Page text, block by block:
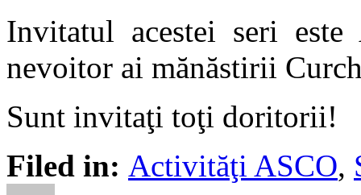
Invitatul acestei seri
nevoitor ai mănăstirii
Sunt invitaţi toţi doritorii!
Filed in: Activităţi ASCO,